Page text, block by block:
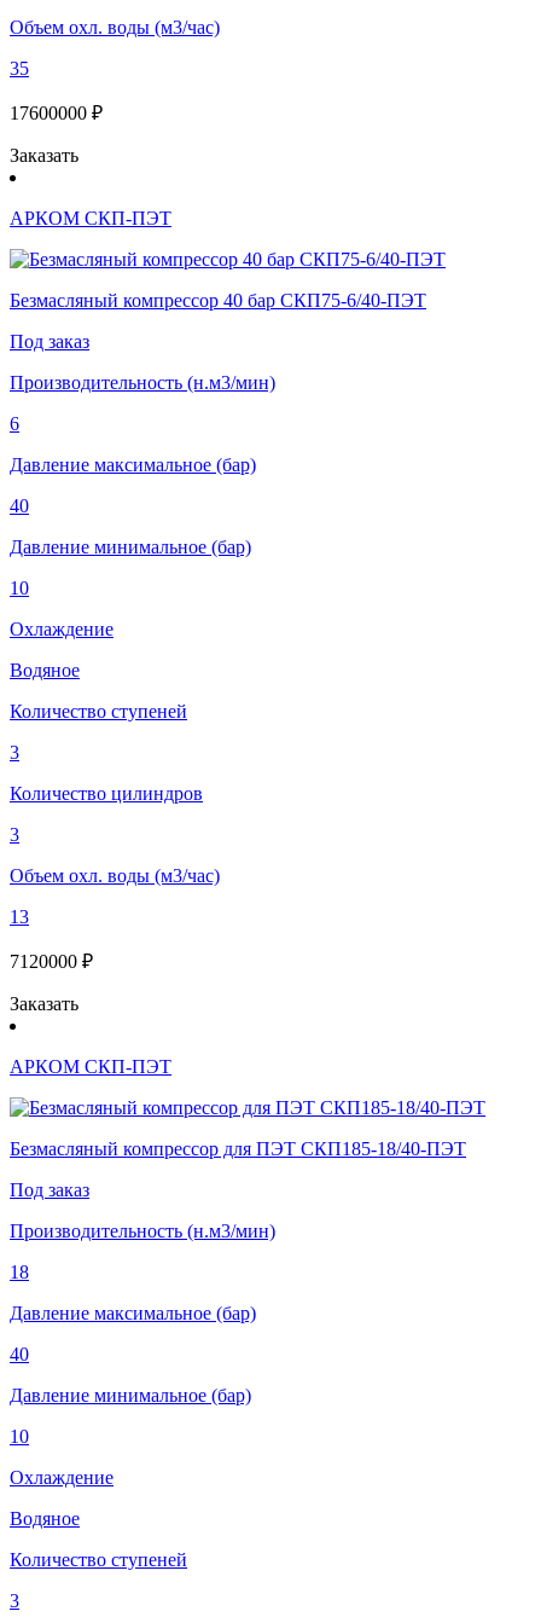
Объем охл. воды (м3/час)
35
17600000 ₽
Заказать
АРКОМ СКП-ПЭТ
Безмасляный компрессор 40 бар СКП75-6/40-ПЭТ
Под заказ
Производительность (н.м3/мин)
6
Давление максимальное (бар)
40
Давление минимальное (бар)
10
Охлаждение
Водяное
Количество ступеней
3
Количество цилиндров
3
Объем охл. воды (м3/час)
13
7120000 ₽
Заказать
АРКОМ СКП-ПЭТ
Безмасляный компрессор для ПЭТ СКП185-18/40-ПЭТ
Под заказ
Производительность (н.м3/мин)
18
Давление максимальное (бар)
40
Давление минимальное (бар)
10
Охлаждение
Водяное
Количество ступеней
3